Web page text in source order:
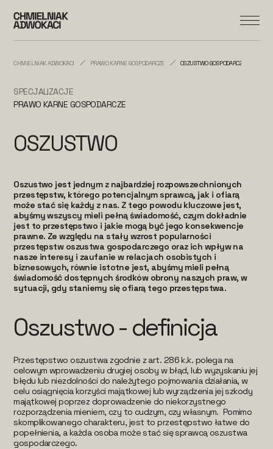
CHMIELNIAK ADWOKACI PRAWO KARNE GOSPODARCZE OSZUSTWO GOSPODARCZE
SPECJALIZACJE
PRAWO KARNE GOSPODARCZE
OSZUSTWO
Oszustwo jest jednym z najbardziej rozpowszechnionych
przestępstw, którego potencjalnym sprawcą, jak i ofiarą
może stać się każdy z nas. Z tego powodu kluczowe jest,
abyśmy wszyscy mieli pełną świadomość, czym dokładnie
jest to przestępstwo i jakie mogą być jego konsekwencje
prawne. Ze względu na stały wzrost popularności
przestępstw oszustwa gospodarczego oraz ich wpływ na
nasze interesy i zaufanie w relacjach osobistych i
biznesowych, równie istotne jest, abyśmy mieli pełną
świadomość dostępnych środków obrony naszych praw, w
sytuacji, gdy staniemy się ofiarą tego przestępstwa.
Oszustwo - definicja
Przestępstwo oszustwa zgodnie z art. 286 k.k. polega na
celowym wprowadzeniu drugiej osoby w błąd, lub wyzyskaniu jej
błędu lub niezdolności do należytego pojmowania działania, w
celu osiągnięcia korzyści majątkowej lub wyrządzenia jej szkody
majątkowej poprzez doprowadzenie do niekorzystnego
rozporządzenia mieniem, czy to cudzym, czy własnym. Pomimo
skomplikowanego charakteru, jest to przestępstwo łatwe do
popełnienia, a każda osoba może stać się sprawcą oszustwa
gospodarczego.